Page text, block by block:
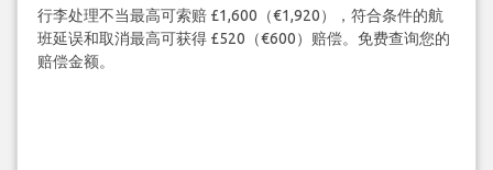
行李处理不当最高可索赔 £1,600（€1,920），符合条件的航
班延误和取消最高可获得 £520（€600）赔偿。免费查询您的
赔偿金额。